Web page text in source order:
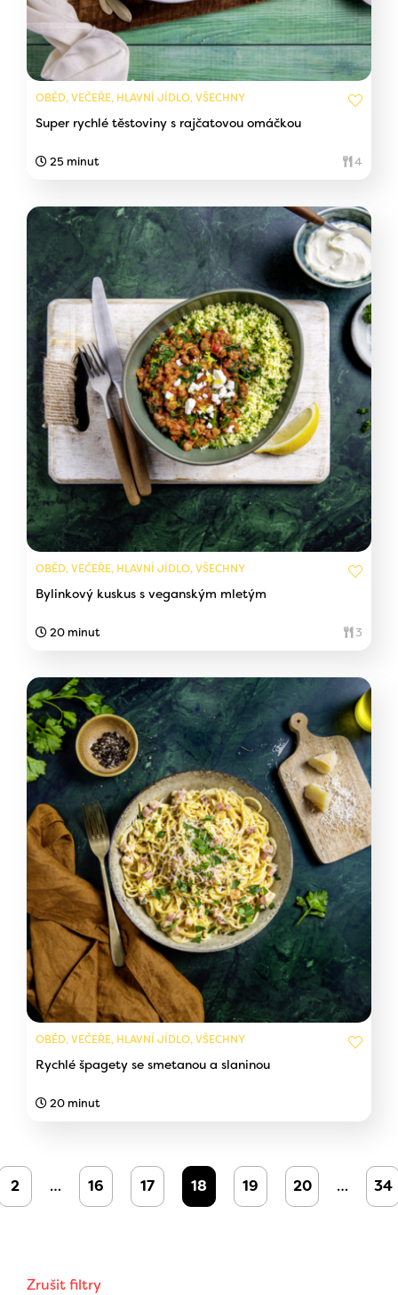
Zrušit filtry
OBĚD, VEČEŘE, HLAVNÍ JÍDLO, VŠECHNY
Super rychlé těstoviny s rajčatovou omáčkou
25 minut 4
OBĚD, VEČEŘE, HLAVNÍ JÍDLO, VŠECHNY
Bylinkový kuskus s veganským mletým
20 minut 3
OBĚD, VEČEŘE, HLAVNÍ JÍDLO, VŠECHNY
Rychlé špagety se smetanou a slaninou
20 minut
2 … 16 17 18 19 20 … 34